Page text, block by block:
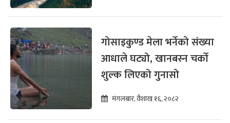
गोसाइकुण्ड मेला भर्नेको संख्या
आधाले घट्यो, खानबस्न चर्को
शुल्क लिएको गुनासो
मंगलबार, वैशाख १६, २०८२